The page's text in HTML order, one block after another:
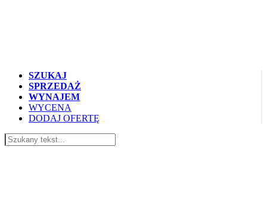
SZUKAJ
SPRZEDAŻ
WYNAJEM
WYCENA
DODAJ OFERTĘ